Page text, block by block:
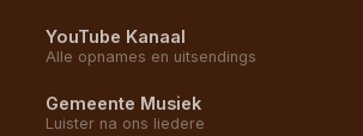
YouTube Kanaal
Alle opnames en uitsendings
Gemeente Musiek
Luister na ons liedere